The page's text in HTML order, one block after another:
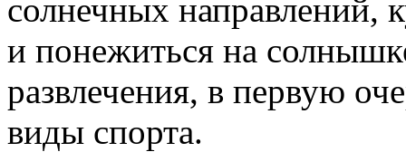
солнечных направлений,
и понежиться на
развлечения, в первую
виды спорта.